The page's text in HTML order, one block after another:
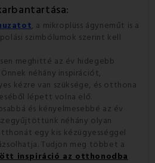
, a mikroplüss ágyneműt is a
szimbólumok szerint kell
meghitté az év hidegebb
néhány inspirációt,
kézre van szüksége, és otthona
lépett volna elő.
és kényelmesebbé az év
néhány olyan
egy kis kézügyességgel
Tudjon meg többet a
inspiráció az otthonodba